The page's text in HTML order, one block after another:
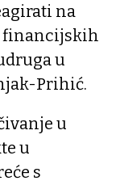
na
financijskih
u
Prihić.
u
u
s